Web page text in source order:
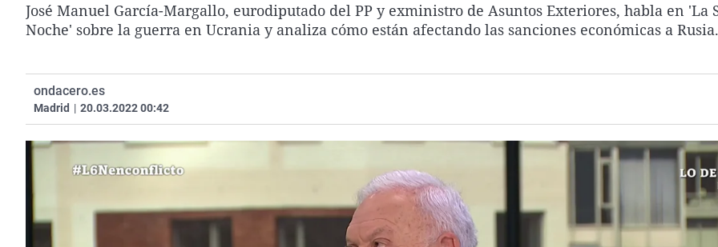
José Manuel García-Margallo, eurodiputado del PP y exministro de Asuntos Exteriores, habla en 'La
Noche' sobre la guerra en Ucrania y analiza cómo están afectando las sanciones económicas a Rusia.
ondacero.es
Madrid | 20.03.2022 00:42